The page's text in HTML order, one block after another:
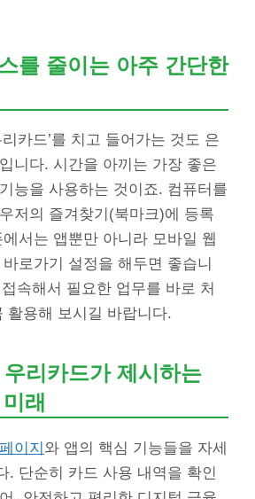
를 줄이는 아주 간단한
카드’를 치고 들어가는 것도 은
니다. 시간을 아끼는 가장 좋은
능을 사용하는 것이죠. 컴퓨터를
저의 즐겨찾기(북마크)에 등록
서는 앱뿐만 아니라 모바일 웹
로가기 설정을 해두면 좋습니
속해서 필요한 업무를 바로 처
활용해 보시길 바랍니다.
리카드가 제시하는
래
이지 와 앱의 핵심 기능들을 자세
. 단순히 카드 사용 내역을 확인